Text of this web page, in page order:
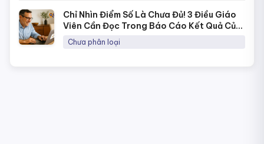
Chỉ Nhìn Điểm Số Là Chưa Đủ! 3 Điều Giáo
Viên Cần Đọc Trong Báo Cáo Kết Quả Của
NineQuiz Để Hiểu Học Sinh Hơn
Chưa phân loại